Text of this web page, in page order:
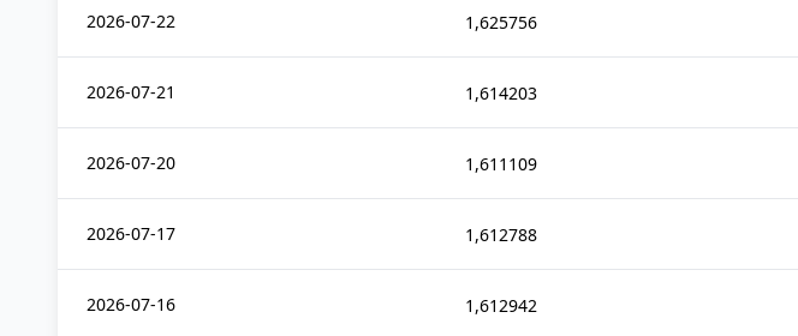
2026-07-22 1,625756
2026-07-21 1,614203
2026-07-20 1,611109
2026-07-17 1,612788
2026-07-16 1,612942